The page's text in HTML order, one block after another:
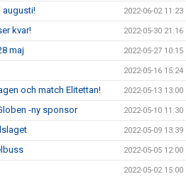
augusti! 2022-06-02 11:23
kvar! 2022-05-30 21:16
maj 2022-05-27 10:15
2022-05-16 15:24
och match Elitettan! 2022-05-13 13:00
-ny sponsor 2022-05-10 11:30
2022-05-09 13:39
2022-05-05 12:00
2022-05-02 15:00